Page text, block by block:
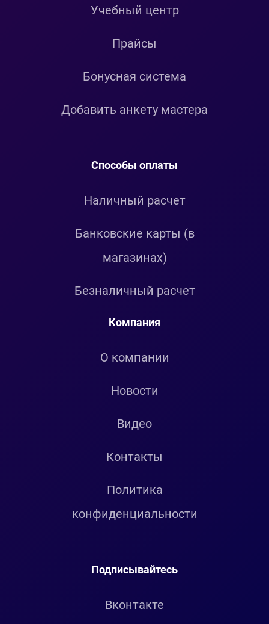
Учебный центр
Прайсы
Бонусная система
Добавить анкету мастера
Способы оплаты
Наличный расчет
Банковские карты (в
магазинах)
Безналичный расчет
Компания
О компании
Новости
Видео
Контакты
Политика
конфиденциальности
Подписывайтесь
Вконтакте